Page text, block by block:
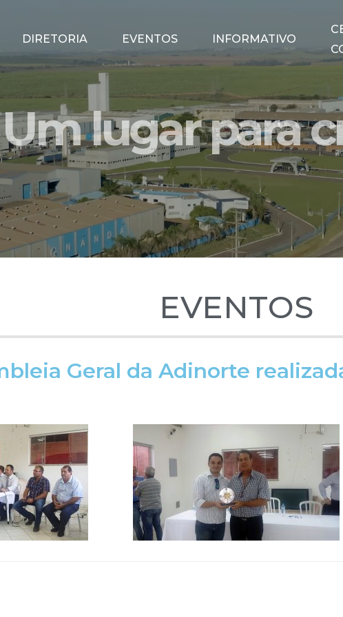
DIRETORIA EVENTOS INFORMATIVO
Um lugar para
EVENTOS
Geral da Adinorte